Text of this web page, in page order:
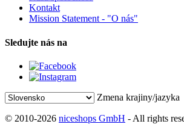
Kontakt
Mission Statement - "O nás"
Sledujte nás na
Zmena krajiny/jazyka
© 2010-2026 niceshops GmbH - All rights